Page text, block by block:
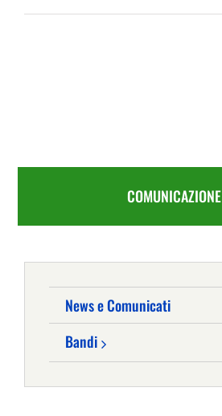
COMUNICAZIONE
News e Comunicati
Bandi